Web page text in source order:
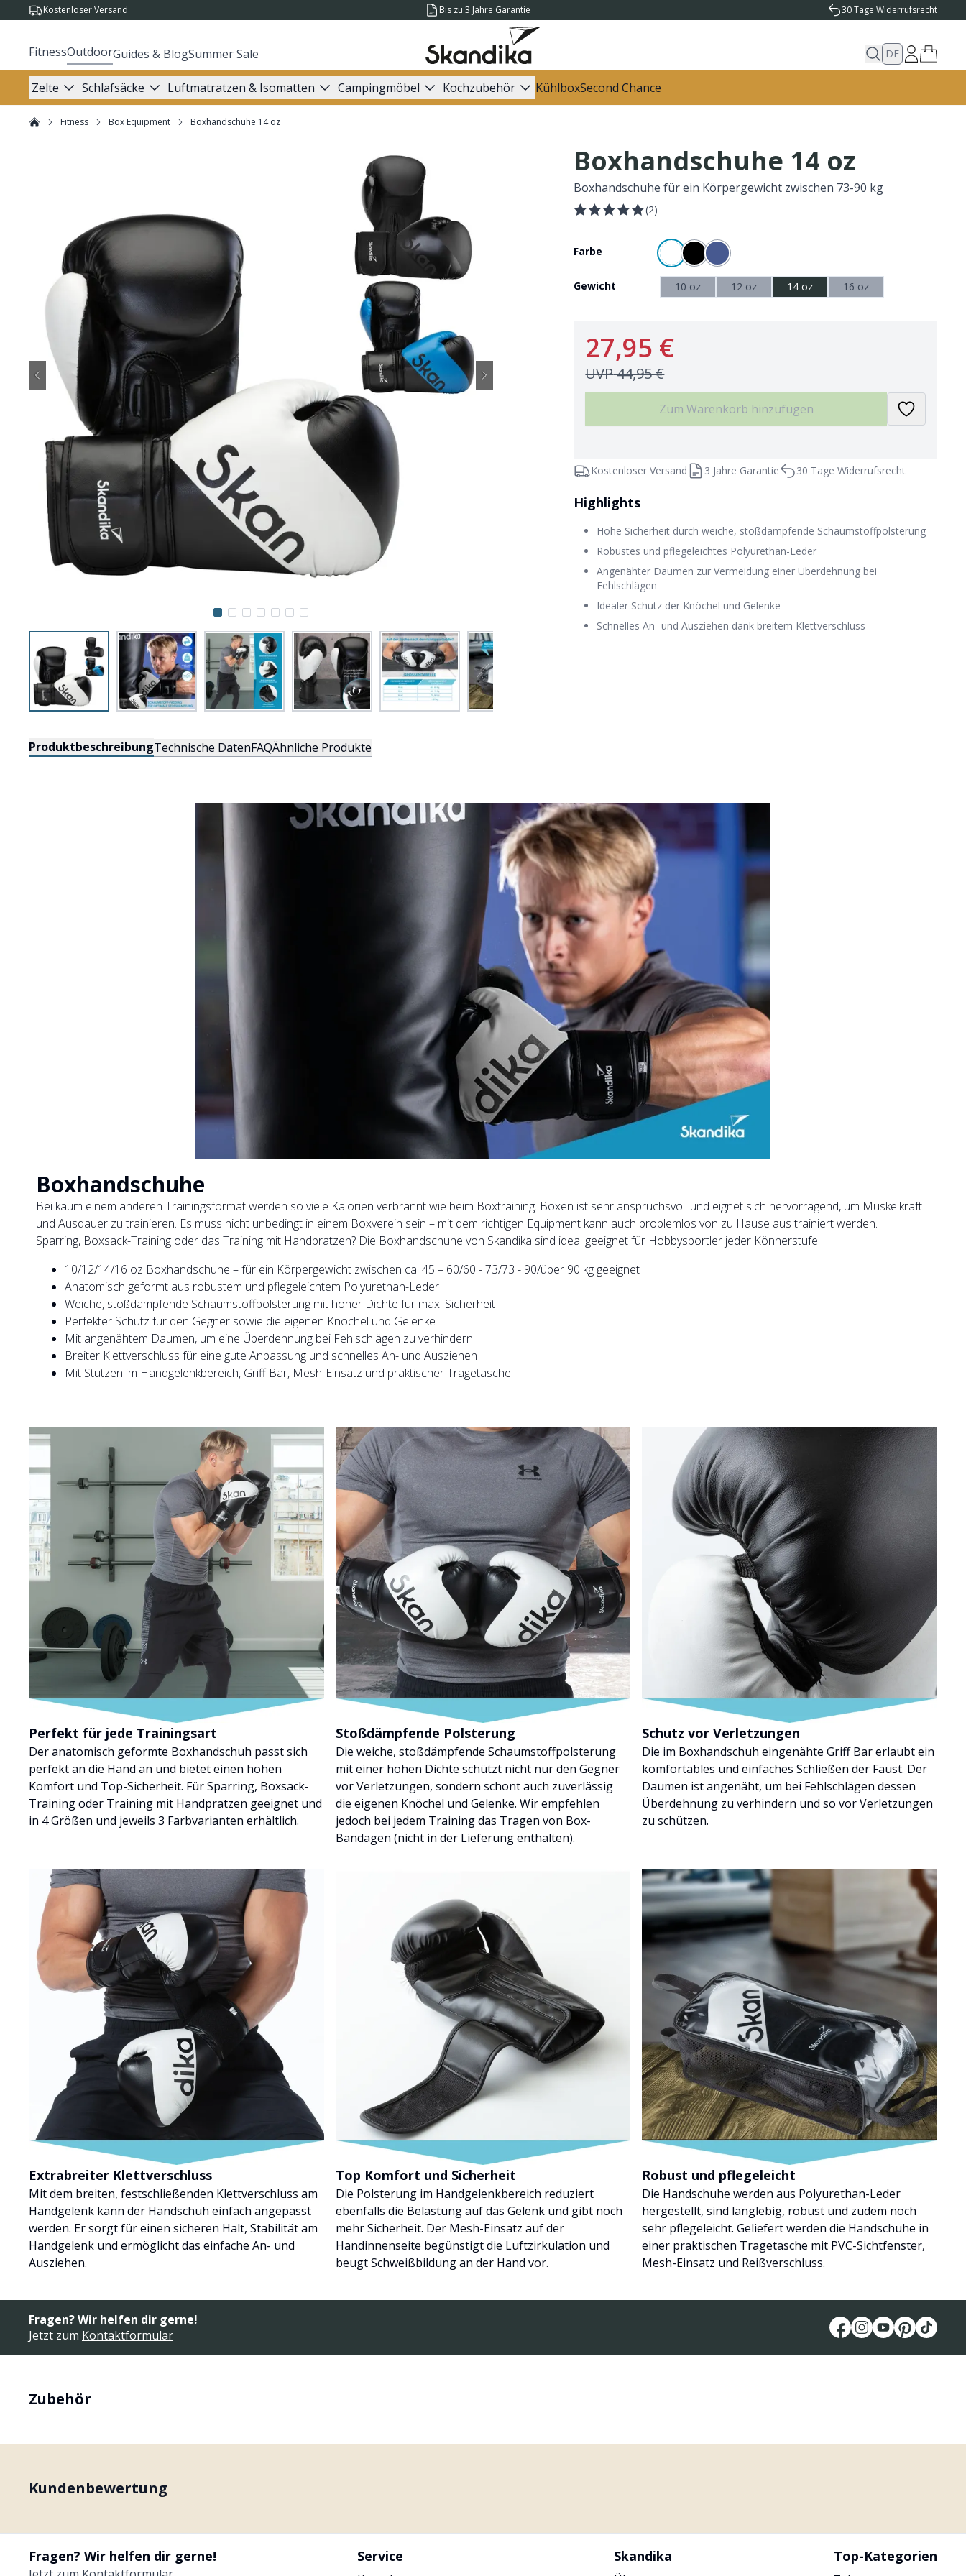
Kostenloser Versand Bis zu 3 Jahre Garantie 30 Tage Widerrufsrecht
FitnessOutdoorGuides & BlogSummer Sale DE
Zelte Schlafsäcke Luftmatratzen & Isomatten Campingmöbel Kochzubehör KühlboxSecond Chance
Fitness Box Equipment Boxhandschuhe 14 oz
Boxhandschuhe 14 oz
Boxhandschuhe für ein Körpergewicht zwischen 73-90 kg
(2)
Farbe
Gewicht 10 oz 12 oz 14 oz 16 oz
27,95 €
UVP44,95 €
Zum Warenkorb hinzufügen
Kostenloser Versand 3 Jahre Garantie 30 Tage Widerrufsrecht
Highlights
Hohe Sicherheit durch weiche, stoßdämpfende Schaumstoffpolsterung
Robustes und pflegeleichtes Polyurethan-Leder
Angenähter Daumen zur Vermeidung einer Überdehnung bei
Fehlschlägen
Idealer Schutz der Knöchel und Gelenke
Schnelles An- und Ausziehen dank breitem Klettverschluss
ProduktbeschreibungTechnische DatenFAQÄhnliche Produkte
Boxhandschuhe
Bei kaum einem anderen Trainingsformat werden so viele Kalorien verbrannt wie beim Boxtraining. Boxen ist sehr anspruchsvoll und eignet sich hervorragend, um Muskelkraft
und Ausdauer zu trainieren. Es muss nicht unbedingt in einem Boxverein sein – mit dem richtigen Equipment kann auch problemlos von zu Hause aus trai­niert werden.
Sparring, Boxsack-Training oder das Training mit Handpratzen? Die Boxhandschuhe von Skandika sind ideal geeignet für Hobbysportler jeder Könnerstufe.
10/12/14/16 oz Boxhandschuhe – für ein Körpergewicht zwischen ca. 45 – 60/60 - 73/73 - 90/über 90 kg geeignet
Anatomisch geformt aus robustem und pflegeleichtem Polyurethan-Leder
Weiche, stoßdämpfende Schaumstoffpolsterung mit hoher Dichte für max. Sicherheit
Perfekter Schutz für den Gegner sowie die eigenen Knöchel und Gelenke
Mit angenähtem Daumen, um eine Überdehnung bei Fehlschlägen zu verhindern
Breiter Klettverschluss für eine gute Anpassung und schnelles An- und Ausziehen
Mit Stützen im Handgelenkbereich, Griff Bar, Mesh-Einsatz und praktischer Tragetasche
Perfekt für jede Trainingsart
Der anatomisch geformte Boxhandschuh passt sich
perfekt an die Hand an und bietet einen hohen
Komfort und Top-Sicherheit. Für Sparring, Boxsack-
Training oder Training mit Handpratzen geeignet und
in 4 Größen und jeweils 3 Farbvarianten erhältlich.
Stoßdämpfende Polsterung
Die weiche, stoßdämpfende Schaumstoffpolsterung
mit einer hohen Dichte schützt nicht nur den Gegner
vor Verletzungen, sondern schont auch zuverlässig
die eigenen Knöchel und Gelenke. Wir empfehlen
jedoch bei jedem Training das Tragen von Box-
Bandagen (nicht in der Lieferung enthalten).
Schutz vor Verletzungen
Die im Boxhandschuh eingenähte Griff Bar erlaubt ein
komfortables und einfaches Schließen der Faust. Der
Daumen ist angenäht, um bei Fehlschlägen dessen
Überdehnung zu verhindern und so vor Verletzungen
zu schützen.
Extrabreiter Klettverschluss
Mit dem breiten, festschließenden Klettverschluss am
Handgelenk kann der Handschuh einfach angepasst
werden. Er sorgt für einen sicheren Halt, Stabilität am
Handgelenk und ermöglicht das einfache An- und
Ausziehen.
Top Komfort und Sicherheit
Die Polsterung im Handgelenkbereich reduziert
ebenfalls die Belastung auf das Gelenk und gibt noch
mehr Sicherheit. Der Mesh-Einsatz auf der
Handinnenseite begünstigt die Luftzirkulation und
beugt Schweißbildung an der Hand vor.
Robust und pflegeleicht
Die Handschuhe werden aus Polyurethan-Leder
hergestellt, sind langlebig, robust und zudem noch
sehr pflegeleicht. Geliefert werden die Handschuhe in
einer praktischen Tragetasche mit PVC-Sichtfenster,
Mesh-Einsatz und Reißverschluss.
Fragen? Wir helfen dir gerne!
Jetzt zum Kontaktformular
Zubehör
Kundenbewertung
Fragen? Wir helfen dir gerne! Service Skandika Top-Kategorien